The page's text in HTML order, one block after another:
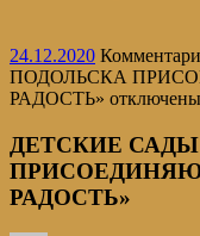
24.12.2020
ПОДОЛЬСКА
РАДОСТЬ» отключены
ДЕТСКИЕ
РАДОСТЬ»